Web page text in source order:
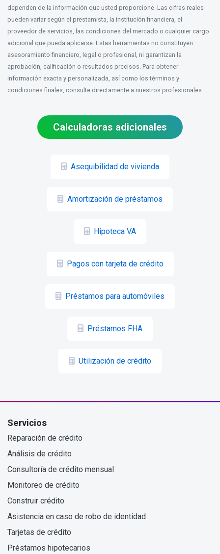
dependen de la información que usted proporcione. Las cifras reales
pueden variar según el prestamista, la institución financiera, el
proveedor de servicios, las condiciones del mercado o cualquier cargo
adicional que pueda aplicarse. Estas herramientas no constituyen
asesoramiento financiero, legal o profesional, ni garantizan la
aprobación, calificación o resultados precisos. Para obtener
información exacta y personalizada, así como los términos y
condiciones finales, consulte directamente a nuestros profesionales.
Calculadoras adicionales
Asequibilidad de vivienda
Amortización de préstamos
Hipoteca VA
Pagos con tarjeta de crédito
Préstamos para automóviles
Préstamos FHA
Utilización de crédito
Servicios
Reparación de crédito
Análisis de crédito
Consultoría de crédito mensual
Monitoreo de crédito
Construir crédito
Asistencia en caso de robo de identidad
Tarjetas de crédito
Préstamos hipotecarios